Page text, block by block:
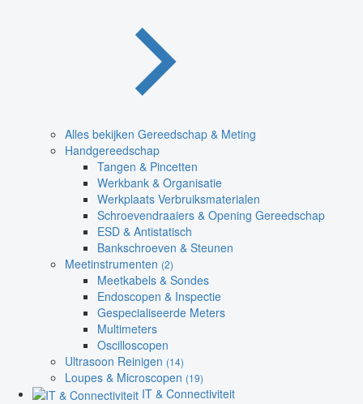
Alles bekijken Gereedschap & Meting
Handgereedschap
Tangen & Pincetten
Werkbank & Organisatie
Werkplaats Verbruiksmaterialen
Schroevendraaiers & Opening Gereedschap
ESD & Antistatisch
Bankschroeven & Steunen
Meetinstrumenten (2)
Meetkabels & Sondes
Endoscopen & Inspectie
Gespecialiseerde Meters
Multimeters
Oscilloscopen
Ultrasoon Reinigen (14)
Loupes & Microscopen (19)
IT & Connectiviteit